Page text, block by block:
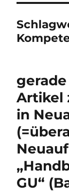
Artikel
in
GU“